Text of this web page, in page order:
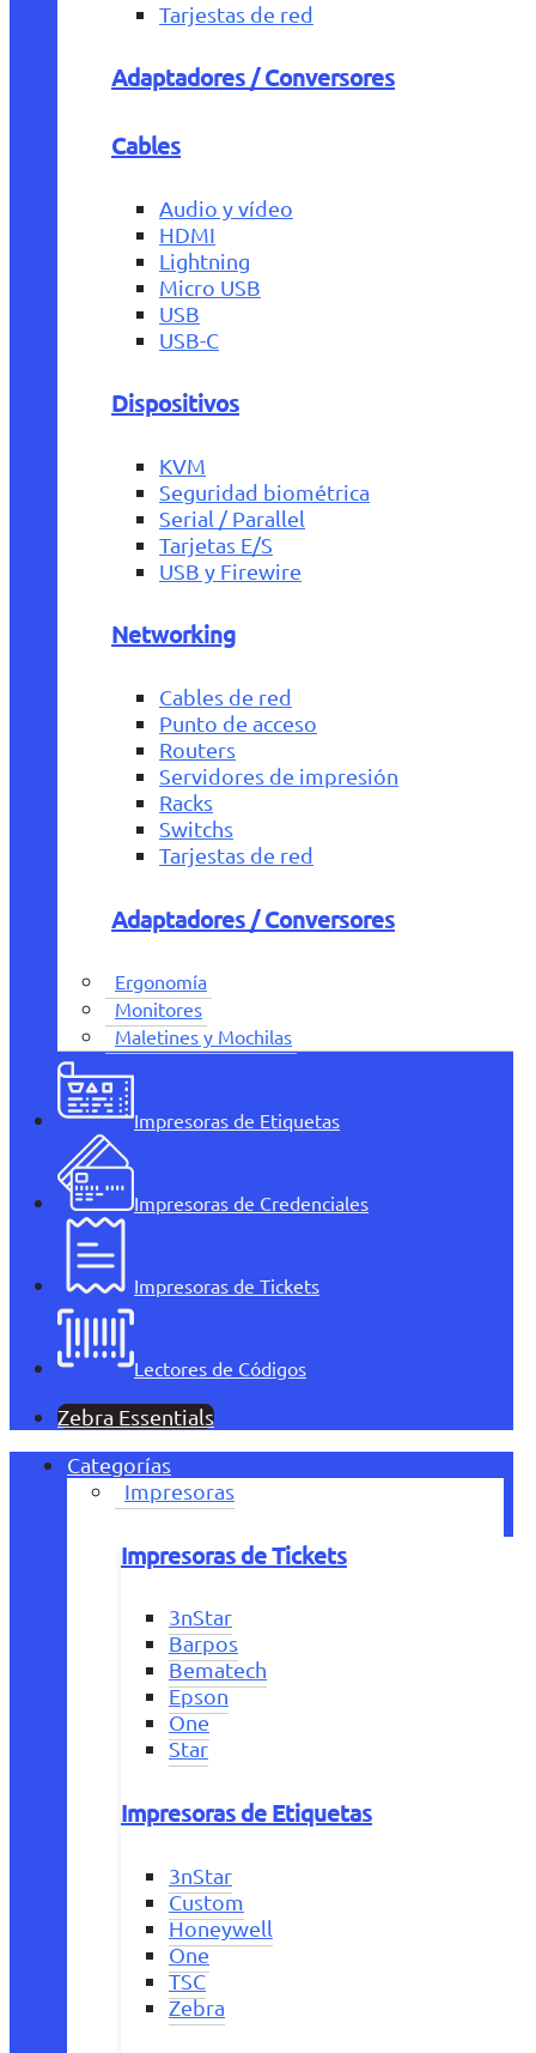
Tarjestas de red
Adaptadores / Conversores
Cables
Audio y vídeo
HDMI
Lightning
Micro USB
USB
USB-C
Dispositivos
KVM
Seguridad biométrica
Serial / Parallel
Tarjetas E/S
USB y Firewire
Networking
Cables de red
Punto de acceso
Routers
Servidores de impresión
Racks
Switchs
Tarjestas de red
Adaptadores / Conversores
Ergonomía
Monitores
Maletines y Mochilas
Impresoras de Etiquetas
Impresoras de Credenciales
Impresoras de Tickets
Lectores de Códigos
Zebra Essentials
Categorías
Impresoras
Impresoras de Tickets
3nStar
Barpos
Bematech
Epson
One
Star
Impresoras de Etiquetas
3nStar
Custom
Honeywell
One
TSC
Zebra